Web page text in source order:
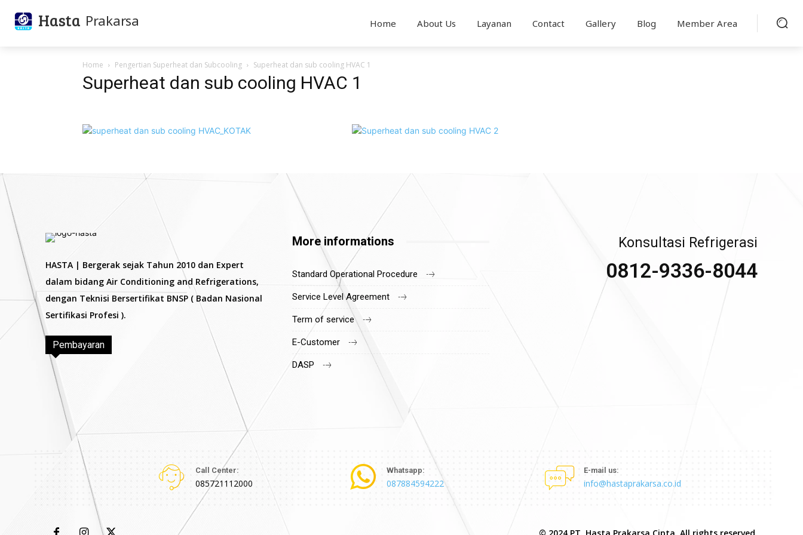
Hasta Prakarsa Home About Us Layanan Contact Gallery Blog Member Area
Home Pengertian Superheat dan Subcooling Superheat dan sub cooling HVAC 1
Superheat dan sub cooling HVAC 1
HASTA | Bergerak sejak Tahun 2010 dan Expert
dalam bidang Air Conditioning and Refrigerations,
dengan Teknisi Bersertifikat BNSP ( Badan Nasional
Sertifikasi Profesi ).
Pembayaran
More informations
Standard Operational Procedure
Service Level Agreement
Term of service
E-Customer
DASP
Konsultasi Refrigerasi
0812-9336-8044
Call Center:
085721112000
Whatsapp:
087884594222
E-mail us:
info@hastaprakarsa.co.id